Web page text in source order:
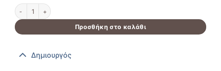
Set από ξύλινα σουβέρ "dilos" ποσότητα
Προσθήκη στο καλάθι
Δημιουργός